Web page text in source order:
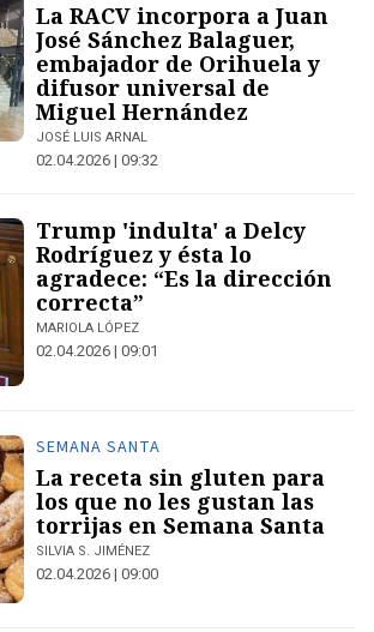
La RACV incorpora a Juan
José Sánchez Balaguer,
embajador de Orihuela y
difusor universal de
Miguel Hernández
JOSÉ LUIS ARNAL
02.04.2026 | 09:32
Trump 'indulta' a Delcy
Rodríguez y ésta lo
agradece: “Es la dirección
correcta”
MARIOLA LÓPEZ
02.04.2026 | 09:01
SEMANA SANTA
La receta sin gluten para
los que no les gustan las
torrijas en Semana Santa
SILVIA S. JIMÉNEZ
02.04.2026 | 09:00